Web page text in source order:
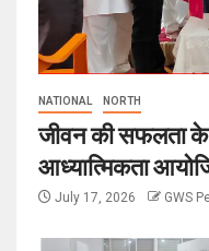
NATIONAL NORTH
जीवन की सफलता के
आध्यात्मिकता
July 17, 2026 GWS